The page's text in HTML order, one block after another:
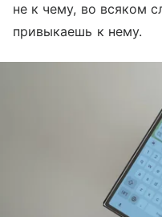
не к чему, во всяком
привыкаешь к нему.